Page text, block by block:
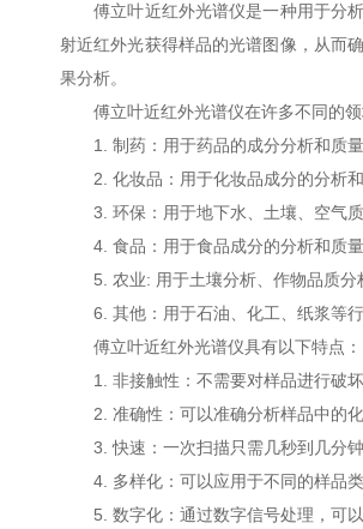
傅立叶近红外光谱仪是一种用于分
射近红外光获得样品的光谱图像，从而
果分析。
傅立叶近红外光谱仪在许多不同的领
1. 制药：用于药品的成分分析和质量
2. 化妆品：用于化妆品成分的分析和
3. 环保：用于地下水、土壤、空气质
4. 食品：用于食品成分的分析和质量
5. 农业: 用于土壤分析、作物品质分
6. 其他：用于石油、化工、纸浆等行
傅立叶近红外光谱仪具有以下特点：
1. 非接触性：不需要对样品进行破坏
2. 准确性：可以准确分析样品中的化
3. 快速：一次扫描只需几秒到几分钟
4. 多样化：可以应用于不同的样品类
5. 数字化：通过数字信号处理，可以